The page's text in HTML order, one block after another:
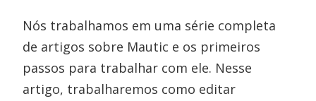
Nós trabalhamos em uma série completa
de artigos sobre Mautic e os primeiros
passos para trabalhar com ele. Nesse
artigo, trabalharemos como editar